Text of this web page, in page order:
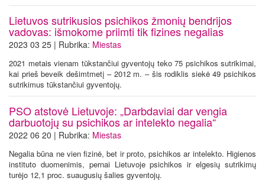
Lietuvos sutrikusios psichikos žmonių bendrijos
vadovas: išmokome priimti tik fizines negalias
2023 03 25 | Rubrika: Miestas
2021 metais vienam tūkstančiui gyventojų teko 75 psichikos sutrikimai,
kai prieš beveik dešimtmetį – 2012 m. – šis rodiklis siekė 49 psichikos
sutrikimus tūkstančiui gyventojų.
PSO atstovė Lietuvoje: „Darbdaviai dar vengia
darbuotojų su psichikos ar intelekto negalia“
2022 06 20 | Rubrika: Miestas
Negalia būna ne vien fizinė, bet ir proto, psichikos ar intelekto. Higienos
instituto duomenimis, pernai Lietuvoje psichikos ir elgesių sutrikimų
turėjo 12,1 proc. suaugusių šalies gyventojų.